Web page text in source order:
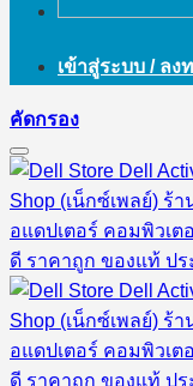
เข้าสู่ระบบ / ลง
คัดกรอง